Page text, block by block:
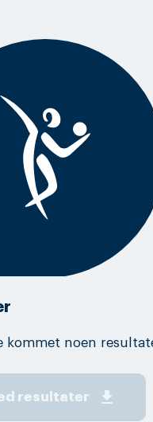
kommet noen
resultater get_app